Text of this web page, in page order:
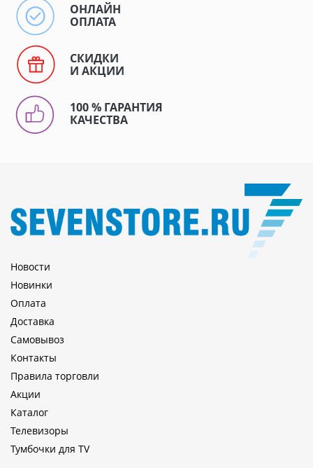
ОНЛАЙН
ОПЛАТА
СКИДКИ
И АКЦИИ
100 % ГАРАНТИЯ
КАЧЕСТВА
Новости
Новинки
Оплата
Доставка
Самовывоз
Контакты
Правила торговли
Акции
Каталог
Телевизоры
Тумбочки для TV